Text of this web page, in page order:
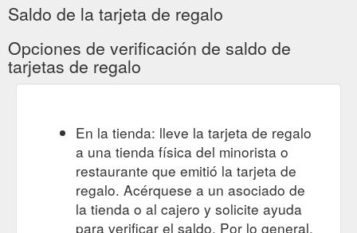
Saldo de la tarjeta de regalo
Opciones de verificación de saldo de
tarjetas de regalo
En la tienda: lleve la tarjeta de regalo
a una tienda física del minorista o
restaurante que emitió la tarjeta de
regalo. Acérquese a un asociado de
la tienda o al cajero y solicite ayuda
para verificar el saldo. Por lo general,